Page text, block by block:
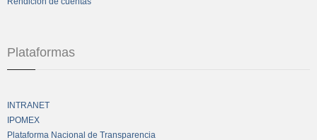
Plataformas
INTRANET
IPOMEX
Plataforma Nacional de Transparencia